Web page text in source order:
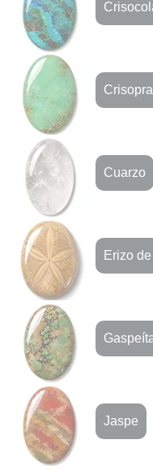
Cuarzo
Erizo
Jaspe